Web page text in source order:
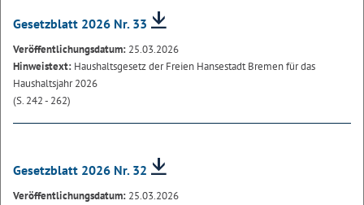
Gesetzblatt 2026 Nr. 33
Veröffentlichungsdatum: 25.03.2026
Hinweistext: Haushaltsgesetz der Freien Hansestadt Bremen für das
Haushaltsjahr 2026
(S. 242 - 262)
Gesetzblatt 2026 Nr. 32
Veröffentlichungsdatum: 25.03.2026